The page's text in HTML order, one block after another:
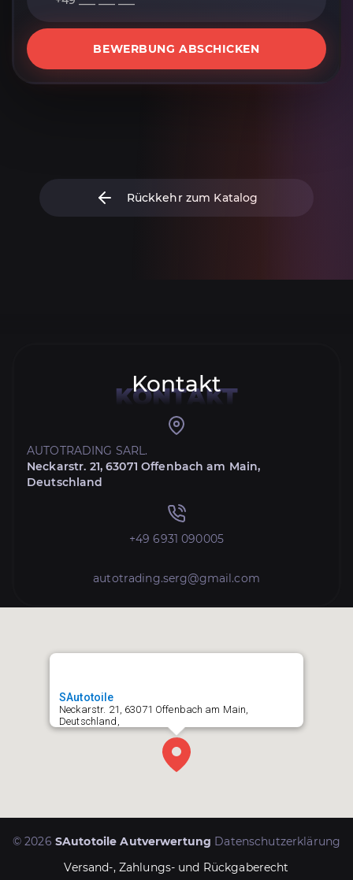
BEWERBUNG ABSCHICKEN
Rückkehr zum Katalog
Kontakt
KONTAKT
AUTOTRADING SARL.
Neckarstr. 21, 63071 Offenbach am Main,
Deutschland
+49 6931 090005
autotrading.serg@gmail.com
SAutotoile
Neckarstr. 21, 63071 Offenbach am Main,
Deutschland,
© 2026 SAutotoile Autverwertung Datenschutzerklärung
Versand-, Zahlungs- und Rückgaberecht